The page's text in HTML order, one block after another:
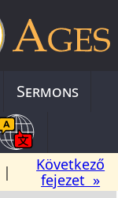
Sermons
|
Következő
fejezet »